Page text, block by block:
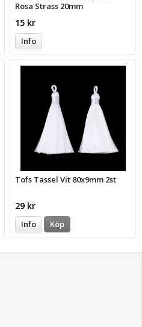
Rosa Strass 20mm
15 kr
Info
Tofs Tassel Vit 80x9mm 2st
29 kr
Info Köp